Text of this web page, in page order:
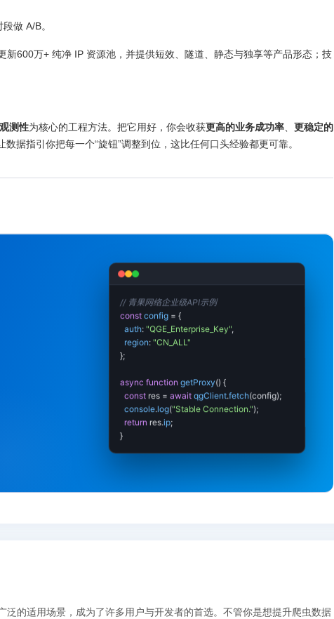
做 A/B。
600万+ 纯净 IP 资源池，并提供短效、隧道、静态与独享等产品形态；技
测性为核心的工程方法。把它用好，你会收获更高的业务成功率
更稳定的
据指引你把每一个“旋钮”调整到位，这比任何口头经验都更可靠。
的适用场景，成为了许多用户与开发者的首选。不管你是想提升爬虫数据